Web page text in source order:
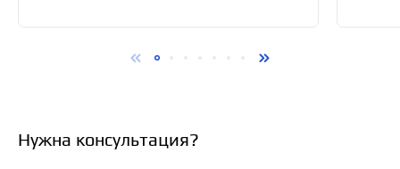
Нужна консультация?